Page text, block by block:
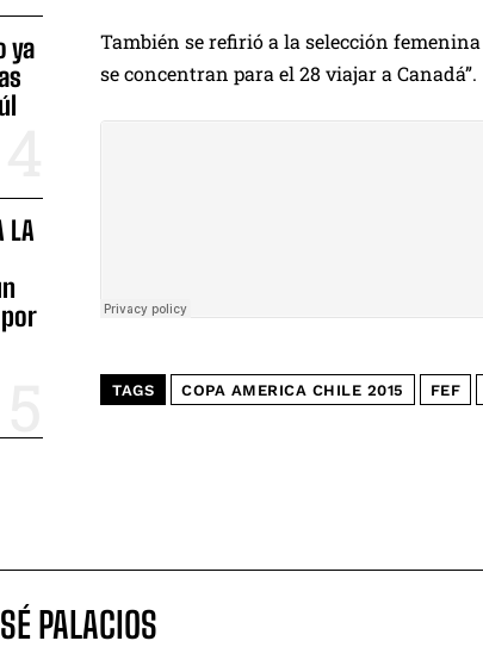
ya
LA
También se refirió a la selección
se concentran para el 28 viajar a Canadá”.
TAGS COPA AMERICA CHILE 2015 FEF
PALACIOS